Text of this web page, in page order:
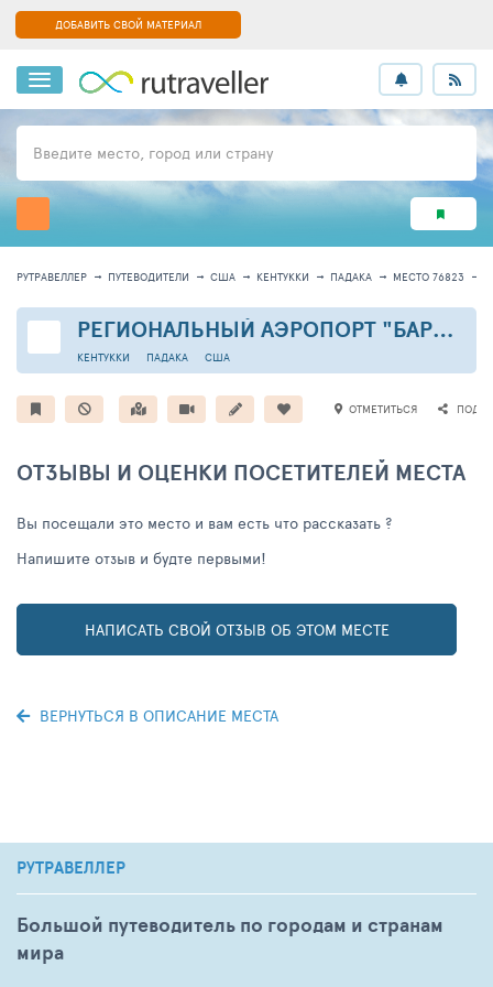
ДОБАВИТЬ СВОЙ МАТЕРИАЛ
Введите место, город или страну
РУТРАВЕЛЛЕР ПУТЕВОДИТЕЛИ США КЕНТУККИ ПАДАКА МЕСТО 76823
РЕГИОНАЛЬНЫЙ АЭРОПОРТ "БАРКЛИ"
США
КЕНТУККИ ПАДАКА
ОТМЕТИТЬСЯ
ОТЗЫВЫ И ОЦЕНКИ ПОСЕТИТЕЛЕЙ МЕСТА
Вы посещали это место и вам есть что рассказать ?
Напишите отзыв и будте первыми!
НАПИСАТЬ СВОЙ ОТЗЫВ ОБ ЭТОМ МЕСТЕ
ВЕРНУТЬСЯ В ОПИСАНИЕ МЕСТА
РУТРАВЕЛЛЕР
Большой путеводитель по городам и странам
мира